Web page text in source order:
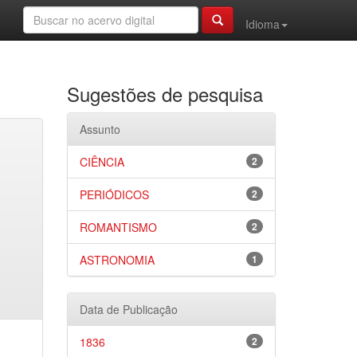
Idioma
Sugestões de pesquisa
Assunto
2
CIÊNCIA
2
PERIÓDICOS
2
ROMANTISMO
1
ASTRONOMIA
Data de Publicação
2
1836